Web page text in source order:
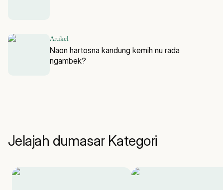
Artikel
Naon hartosna kandung kemih nu rada
ngambek?
Jelajah dumasar Kategori